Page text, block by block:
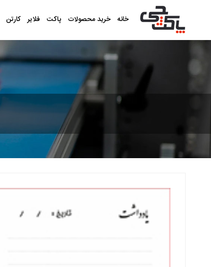
خانه خرید محصولات پاکت فلایر کارتن